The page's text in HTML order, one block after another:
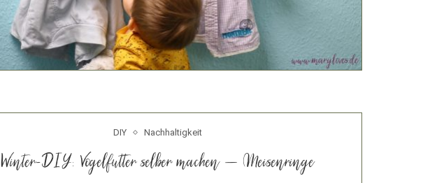
DIY Nachhaltigkeit
Winter-DIY: Vogelfutter selber machen – Meisenringe